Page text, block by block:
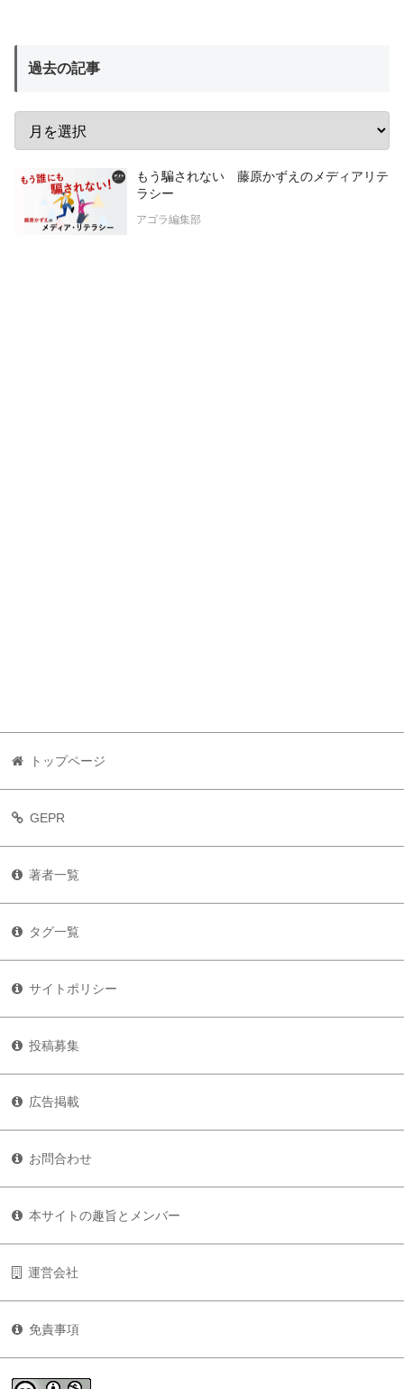
過去の記事
もう騙されない 藤原かずえのメディアリテ
ラシー
アゴラ編集部
トップページ
GEPR
著者一覧
タグ一覧
サイトポリシー
投稿募集
広告掲載
お問合わせ
本サイトの趣旨とメンバー
運営会社
免責事項